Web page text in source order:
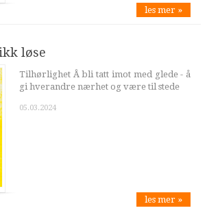
les mer »
løse
Tilhørlighet Å bli tatt imot med glede - å
gi hverandre nærhet og være til stede
05.03.2024
les mer »